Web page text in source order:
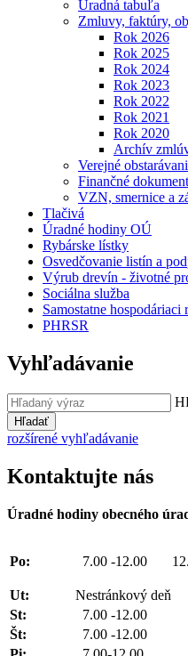
Úradná tabuľa
Zmluvy, faktúry,
Rok 2026
Rok 2025
Rok 2024
Rok 2023
Rok 2022
Rok 2021
Rok 2020
Archív
Verejné
Finančné
VZN, smernice a
Tlačivá
Úradné hodiny OÚ
Rybárske lístky
Osvedčovanie listín a
Výrub drevín - životné
Sociálna služba
Samostatne hospodáriaci
PHRSR
Vyhľadávanie
Hľadať
rozšírené vyhľadávanie
Kontaktujte nás
Úradné hodiny obecného
Po: 7.00 -12.00
Ut:
Nestránkový deň
St:
7.00 -12.00
Št:
7.00 -12.00